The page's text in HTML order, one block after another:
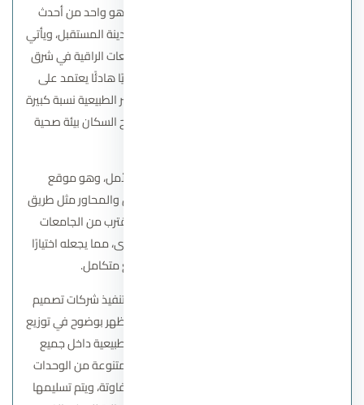
كمبوند سوديك إيست فيل المستقبل سيتي هو واحد من أحدث
مشاريع شركة سوديك للتطوير العقاري داخل مدينة المستقبل، ويأتي
امتدادًا لخبرة شركة سوديك في تطوير المجتمعات الراقية في شرق
القاهرة. صُمم المشروع ليكون مجتمعًا سكنيًا هادئًا يعتمد على
المساحات الخضراء الواسعة، حيث تشغل العناصر الطبيعية نسبة كبيرة
من المخطط العام مقارنة بنسبة البناء، ما يمنح السكان بيئة صحية
يقع الكمبوند داخل مدينة مديعلى محور الأمل، وهو موقع
استراتيجي يتيح سهولة الوصول إلى أهم الطرق والمحاور مثل طريق
السويس والطريق الدائري الأوسطي. كما يقترب من الجامعات
والمدارس الدولية والكمبوندات السكنية الكبرى، مما يجعله اختيارًا
مميزًا للعائلات والباحثين عن مجتمع متكامل.
يتميز المشروع بأن الماستر بلان الخاص به من تنفيذ شركات تصميم
، وهو ما يظهر بوضوح في توزيع
المساحات، انتشار الحدائق، ودمج الممرات الطبيعية داخل جميع
مناطق الكمبوند. ويقدم Eastvale مجموعة متنوعة من الوحدات
السكنية تشمل الشقق والفيلات بمساحات متفاوتة، ويتم تسليمها